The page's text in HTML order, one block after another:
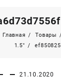
Главная Товары
1.5″
21.10.2020